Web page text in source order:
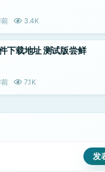
前 3.4K
下载地址 测试版尝鲜
前 7.1K